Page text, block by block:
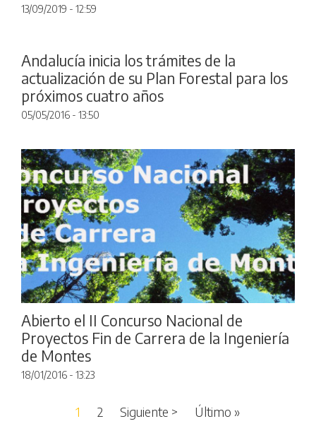
13/09/2019 - 12:59
Andalucía inicia los trámites de la
actualización de su Plan Forestal para los
próximos cuatro años
05/05/2016 - 13:50
Abierto el II Concurso Nacional de
Proyectos Fin de Carrera de la Ingeniería
de Montes
18/01/2016 - 13:23
Paginación
1 2 Siguiente > Siguiente página
Último »